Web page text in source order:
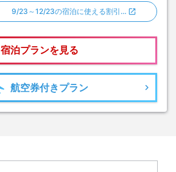
9/23～12/23の宿泊に使える割引…
宿泊プランを見る
航空券付きプラン